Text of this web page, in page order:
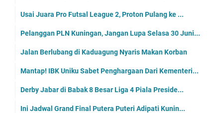
Usai Juara Pro Futsal League 2, Proton Pulang ke ...
Pelanggan PLN Kuningan, Jangan Lupa Selasa 30 Juni...
Jalan Berlubang di Kaduagung Nyaris Makan Korban
Mantap! IBK Uniku Sabet Penghargaan Dari Kementeri...
Derby Jabar di Babak 8 Besar Liga 4 Piala Preside...
Ini Jadwal Grand Final Putera Puteri Adipati Kunin...